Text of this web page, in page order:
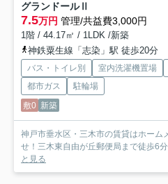
グランドールⅡ
7.5万円 管理/共益費3,000円
1階 / 44.17㎡ / 1LDK /新築
神鉄粟生線「志染」駅 徒歩20分
バス・トイレ別 室内洗濯機置場
都市ガス
駐輪場
敷0 新築
神戸市垂水区・三木市の賃貸はホーム
せ！三木東自由が丘郵便局まで徒歩6
と見る